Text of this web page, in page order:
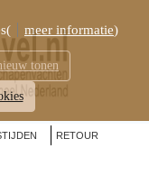
RETOUR
meer informatie)
tonen